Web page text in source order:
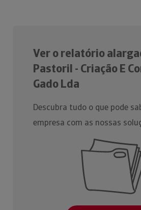
Ver o relatório
Pastoril - Criação E
Gado Lda
Descubra tudo o que pode
empresa com as nossas